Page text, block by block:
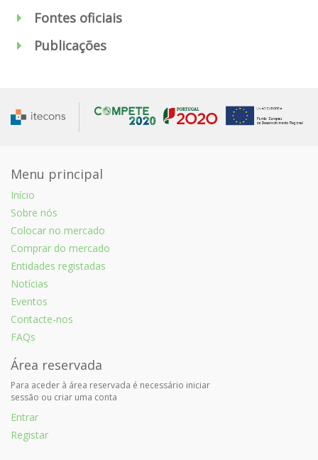
Fontes oficiais
Publicações
Menu principal
Início
Sobre nós
Colocar no mercado
Comprar do mercado
Entidades registadas
Notícias
Eventos
Contacte-nos
FAQs
Área reservada
Para aceder à área reservada é necessário iniciar
sessão ou criar uma conta
Entrar
Registar